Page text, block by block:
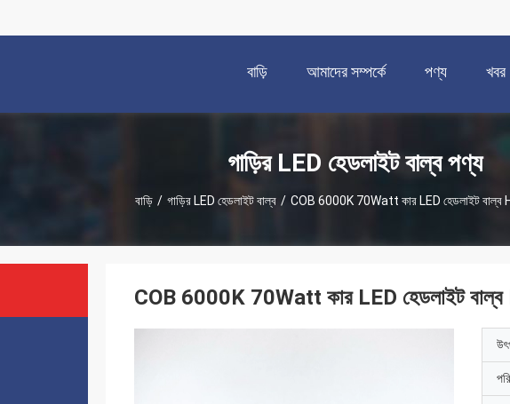
বাড়ি আমাদের সম্পর্কে পণ্য খবর
গাড়ির LED হেডলাইট বাল্ব পণ্য
বাড়ি / গাড়ির LED হেডলাইট বাল্ব / COB 6000K 70Watt কার LED হেডলাইট বাল্ব
COB 6000K 70Watt কার LED হেডলাইট বাল্ব